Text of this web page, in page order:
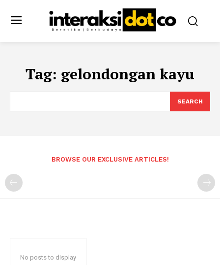
Tag: gelondongan kayu
SEARCH
BROWSE OUR EXCLUSIVE ARTICLES!
No posts to display